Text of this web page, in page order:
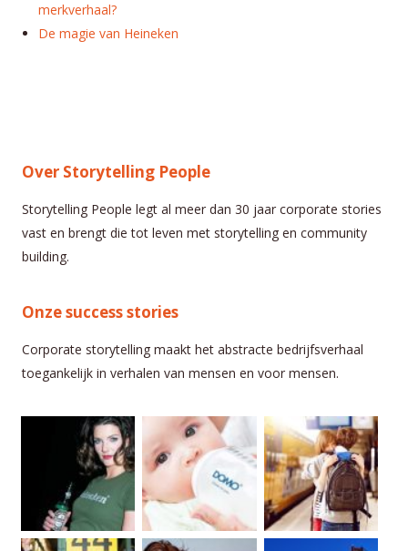
merkverhaal?
De magie van Heineken
Over Storytelling People
Storytelling People legt al meer dan 30 jaar corporate stories
vast en brengt die tot leven met storytelling en community
building.
Onze success stories
Corporate storytelling maakt het abstracte bedrijfsverhaal
toegankelijk in verhalen van mensen en voor mensen.